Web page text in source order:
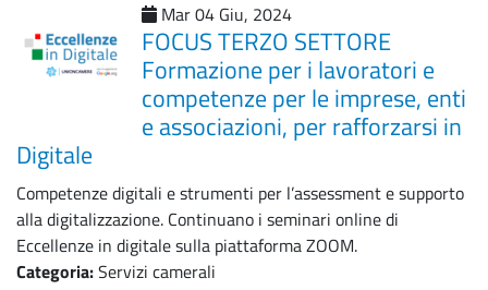
Mar 04 Giu, 2024
FOCUS TERZO SETTORE
Formazione per i lavoratori e
competenze per le imprese, enti
e associazioni, per rafforzarsi in
Digitale
Competenze digitali e strumenti per l’assessment e supporto
alla digitalizzazione. Continuano i seminari online di
Eccellenze in digitale sulla piattaforma ZOOM.
Categoria:Servizi camerali